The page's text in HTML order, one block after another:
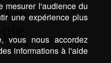
25 avis
mesurer l'audience du
une expérience plus
vous nous accordez
informations à l'aide